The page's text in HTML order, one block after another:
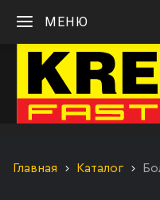
МЕНЮ
Главная Каталог